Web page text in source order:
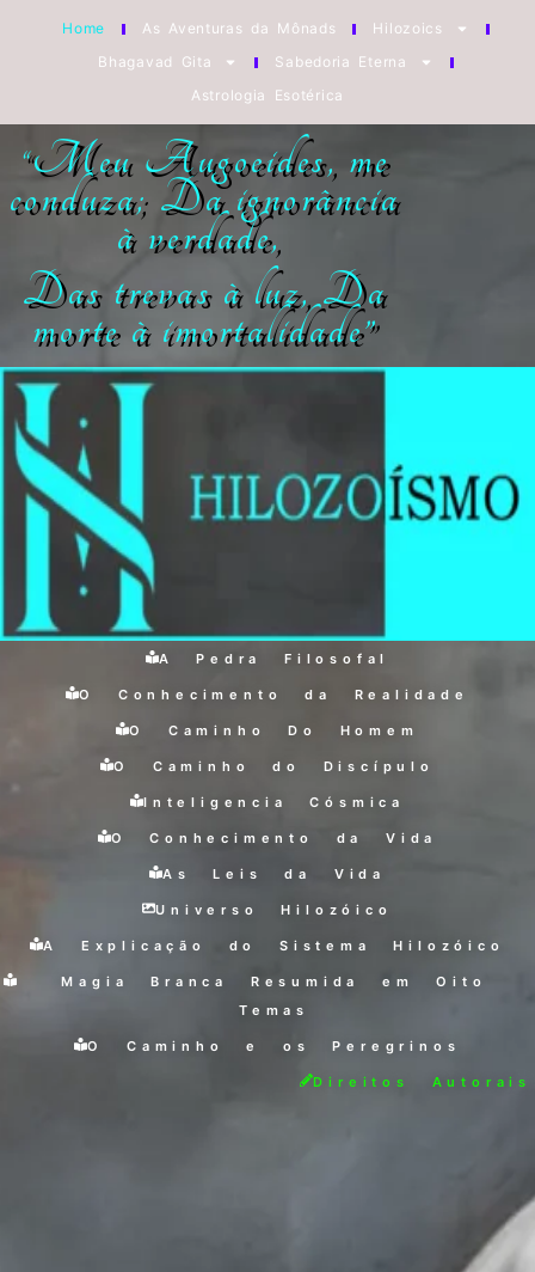
Home As Aventuras da Mônads
Hilozoics
Bhagavad Gita
Sabedoria Eterna
Astrologia Esotérica
“Meu Augoeides, me
conduza; Da ignorância
à verdade,
Das trevas à luz,Da
morte à imortalidade”
A Pedra Filosofal
O Conhecimento da Realidade
O Caminho Do Homem
O Caminho do Discípulo
Inteligencia Cósmica
O Conhecimento da Vida
As Leis da Vida
Universo Hilozóico
A Explicação do Sistema Hilozóico
Magia Branca Resumida em Oito
Temas
O Caminho e os Peregrinos
Direitos Autorais